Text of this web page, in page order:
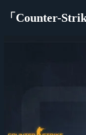
「Counter-